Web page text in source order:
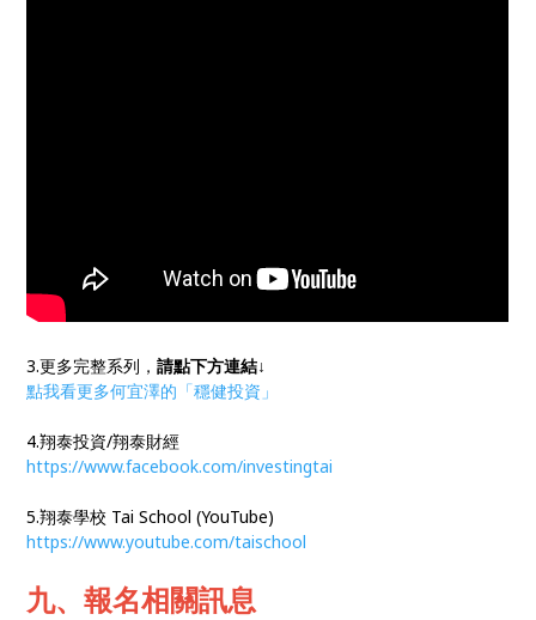
3.更多完整系列，請點下方連結↓
點我看更多何宜澤的「穩健投資」
4.翔泰投資/翔泰財經
https://www.facebook.com/investingtai
5.翔泰學校 Tai School (YouTube)
https://www.youtube.com/taischool
九、報名相關訊息